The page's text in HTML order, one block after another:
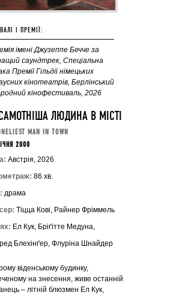
І ПРЕМІЇ:
імені Джузеппе Бечче за
саундтрек, Спеціальна
Премії Гільдії німецьких
кінотеатрів, Берлінський
кінофестиваль, 2026
ЛЮДИНА В МІСТІ
MAN IN TOWN
2000
Австрія, 2026
86 хв.
драма
Тіцца Кові, Райнер Фріммель
Ел Кук, Бріґітте Медуна,
Блехінґер, Флуріна Шнайдер
віденському будинку,
на знесення, живе останній
– літній блюзмен Ел Кук,